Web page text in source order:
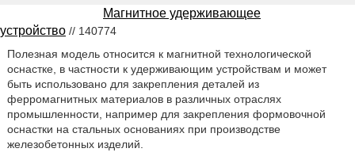
Магнитное удерживающее
устройство // 140774
Полезная модель относится к магнитной технологической
оснастке, в частности к удерживающим устройствам и может
быть использовано для закрепления деталей из
ферромагнитных материалов в различных отраслях
промышленности, например для закрепления формовочной
оснастки на стальных основаниях при производстве
железобетонных изделий.